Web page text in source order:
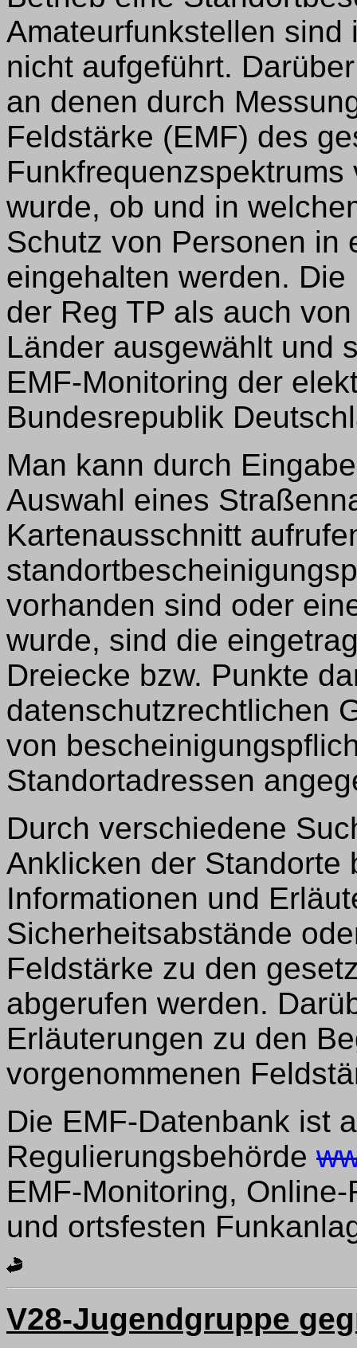
Amateurfunkstellen
nicht aufgeführt.
an denen durch
Feldstärke (EMF) des
wurde, ob und in
Schutz von Personen in
eingehalten werden.
der Reg TP als auch
Länder ausgewählt und
EMF-Monitoring der
Bundesrepublik
Man kann durch
Auswahl eines
Kartenausschnitt
vorhanden sind oder
wurde, sind die
Dreiecke bzw. Punkte
datenschutzrechtlichen
von
Standortadressen
Durch verschiedene
Anklicken der Standorte
Informationen und
Sicherheitsabstände
Feldstärke zu den
abgerufen werden.
Erläuterungen zu den
vorgenommenen
Die EMF-Datenbank ist
Regulierungsbehörde
EMF-Monitoring,
und ortsfesten
V28-Jugendgruppe